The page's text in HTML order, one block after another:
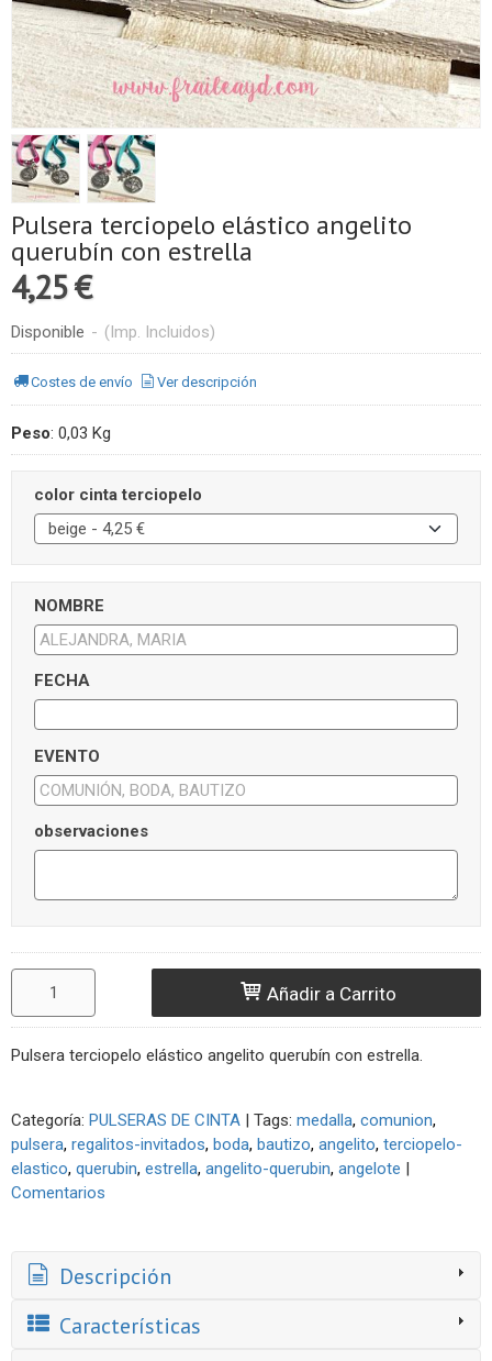
Pulsera terciopelo elástico angelito
querubín con estrella
4,25 €
Disponible - (Imp. Incluidos)
Costes de envío Ver descripción
Peso: 0,03 Kg
color cinta terciopelo
NOMBRE
FECHA
EVENTO
observaciones
Añadir a Carrito
Pulsera terciopelo elástico angelito querubín con estrella.
Categoría: PULSERAS DE CINTA | Tags: medalla comunion
pulsera regalitos-invitados boda bautizo angelito terciopelo-
elastico querubin estrella angelito-querubin angelote |
Comentarios
Descripción
Características